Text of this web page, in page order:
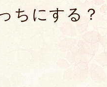
ちにする？